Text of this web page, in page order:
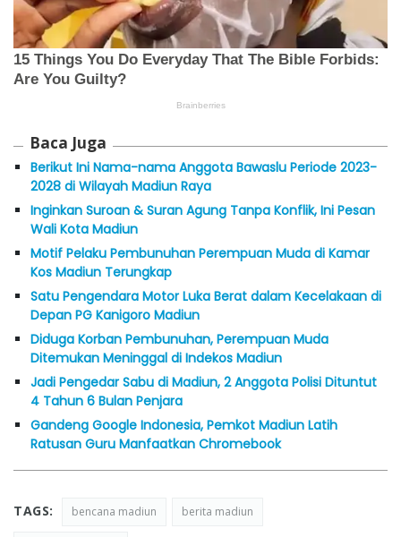
Baca Juga
Berikut Ini Nama-nama Anggota Bawaslu Periode 2023-
2028 di Wilayah Madiun Raya
Inginkan Suroan & Suran Agung Tanpa Konflik, Ini Pesan
Wali Kota Madiun
Motif Pelaku Pembunuhan Perempuan Muda di Kamar
Kos Madiun Terungkap
Satu Pengendara Motor Luka Berat dalam Kecelakaan di
Depan PG Kanigoro Madiun
Diduga Korban Pembunuhan, Perempuan Muda
Ditemukan Meninggal di Indekos Madiun
Jadi Pengedar Sabu di Madiun, 2 Anggota Polisi Dituntut
4 Tahun 6 Bulan Penjara
Gandeng Google Indonesia, Pemkot Madiun Latih
Ratusan Guru Manfaatkan Chromebook
TAGS: bencana madiun berita madiun